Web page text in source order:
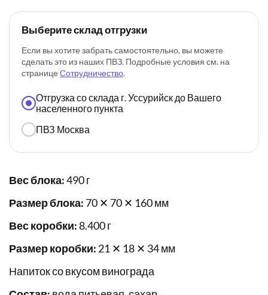
Выберите склад отгрузки
Если вы хотите забрать самостоятельно, вы можете
сделать это из наших ПВЗ. Подробные условия см. на
странице Сотрудничество.
Отгрузка со склада г. Уссурийск до Вашего
населенного пункта
ПВЗ Москва
Вес блока:490 г
Размер блока: 70 ✕ 70 ✕ 160 мм
Вес коробки:8.400 г
Размер коробки: 21 ✕ 18 ✕ 34 мм
Напиток со вкусом винограда